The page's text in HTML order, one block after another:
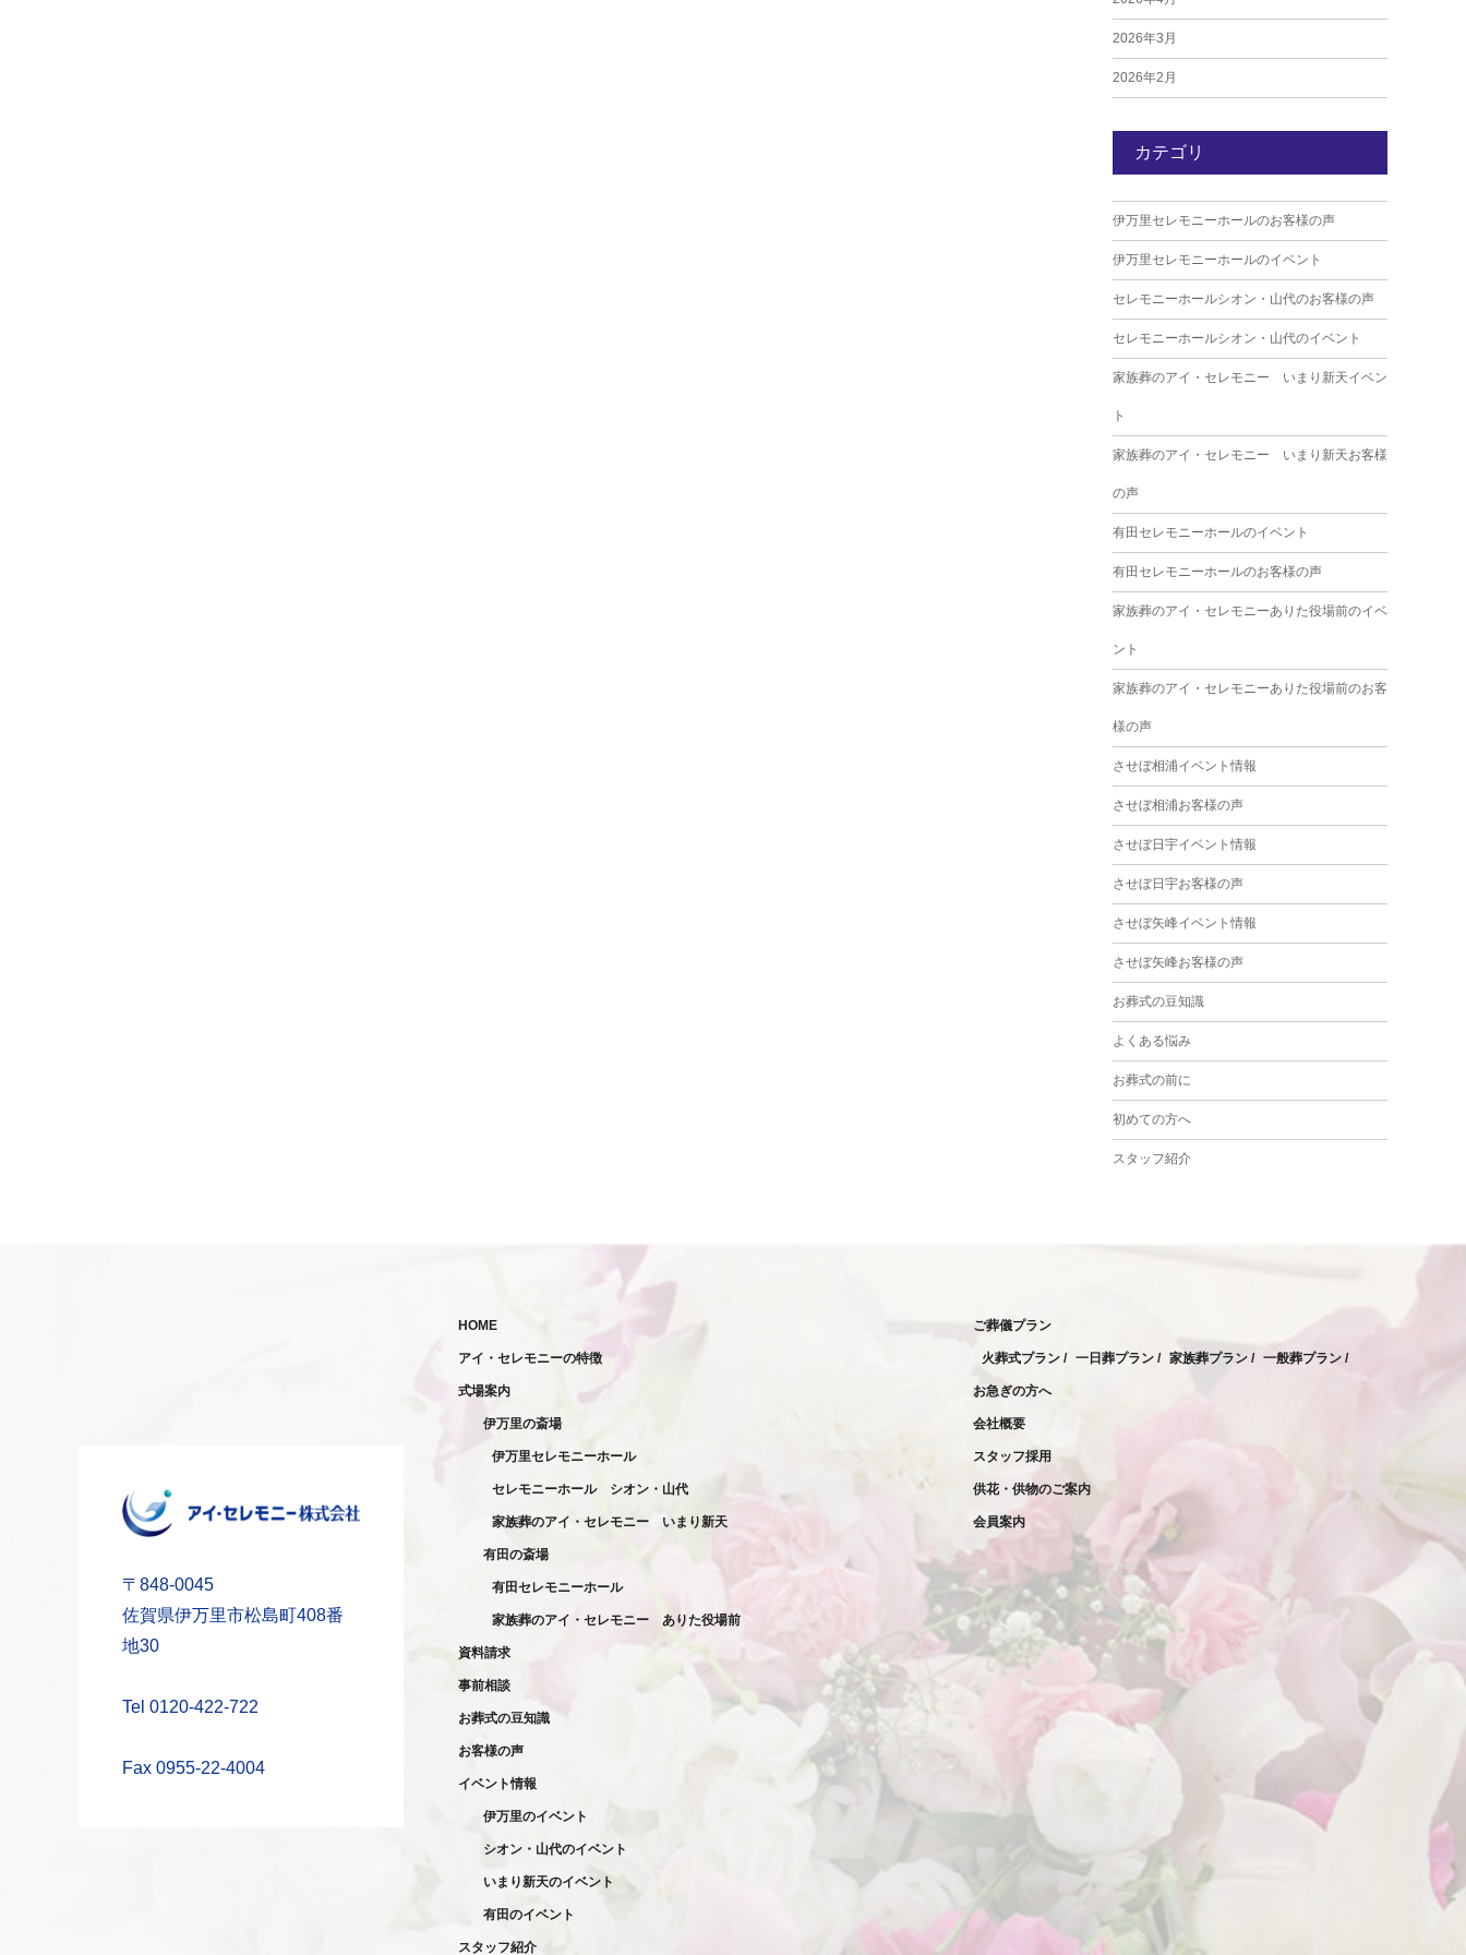
2026年3月
2026年2月
2025年12月
2025年3月
2025年2月
2025年1月
2024年11月
2024年9月
2024年8月
2024年7月
2024年6月
2024年5月
2024年4月
2024年3月
2024年2月
2024年1月
2023年12月
2023年11月
2023年1月
2022年12月
2022年11月
2022年10月
2022年8月
2022年7月
2022年4月
2022年3月
カテゴリ
伊万里セレモニーホールのお客様の声
伊万里セレモニーホールのイベント
セレモニーホールシオン・山代のお客様の声
セレモニーホールシオン・山代のイベント
家族葬のアイ・セレモニー いまり新天イベン
ト
家族葬のアイ・セレモニー いまり新天お客様
の声
有田セレモニーホールのイベント
有田セレモニーホールのお客様の声
家族葬のアイ・セレモニーありた役場前のイベ
ント
家族葬のアイ・セレモニーありた役場前のお客
様の声
させぼ相浦イベント情報
させぼ相浦お客様の声
させぼ日宇イベント情報
させぼ日宇お客様の声
させぼ矢峰イベント情報
させぼ矢峰お客様の声
お葬式の豆知識
よくある悩み
お葬式の前に
初めての方へ
スタッフ紹介
〒848-0045
佐賀県伊万里市松島町408番
地30
Tel 0120-422-722
Fax 0955-22-4004
HOME
アイ・セレモニーの特徴
式場案内
伊万里の斎場
伊万里セレモニーホール
セレモニーホール シオン・山代
家族葬のアイ・セレモニー いまり新天
有田の斎場
有田セレモニーホール
家族葬のアイ・セレモニー ありた役場前
ご葬儀プラン
火葬式プラン 一日葬プラン 家族葬プラン 一般葬プラン
お急ぎの方へ
会社概要
スタッフ採用
供花・供物のご案内
会員案内
資料請求
事前相談
お葬式の豆知識
お客様の声
イベント情報
伊万里のイベント
シオン・山代のイベント
いまり新天のイベント
有田のイベント
スタッフ紹介